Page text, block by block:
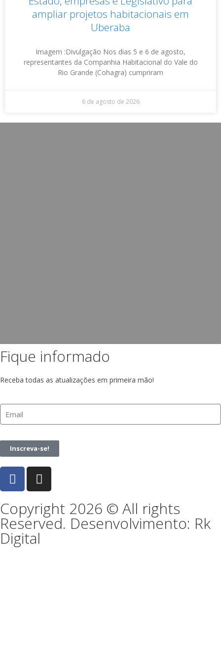
ampliar projetos habitacionais em
Uberaba
Imagem :Divulgação Nos dias 5 e 6 de agosto,
representantes da Companhia Habitacional do Vale do
Rio Grande (Cohagra) cumpriram
6 de agosto de 2026
Fique informado
Receba todas as atualizações em primeira mão!
Inscreva-se!
Copyright 2026 © All rights
Reserved. Desenvolvimento: Rk
Digital